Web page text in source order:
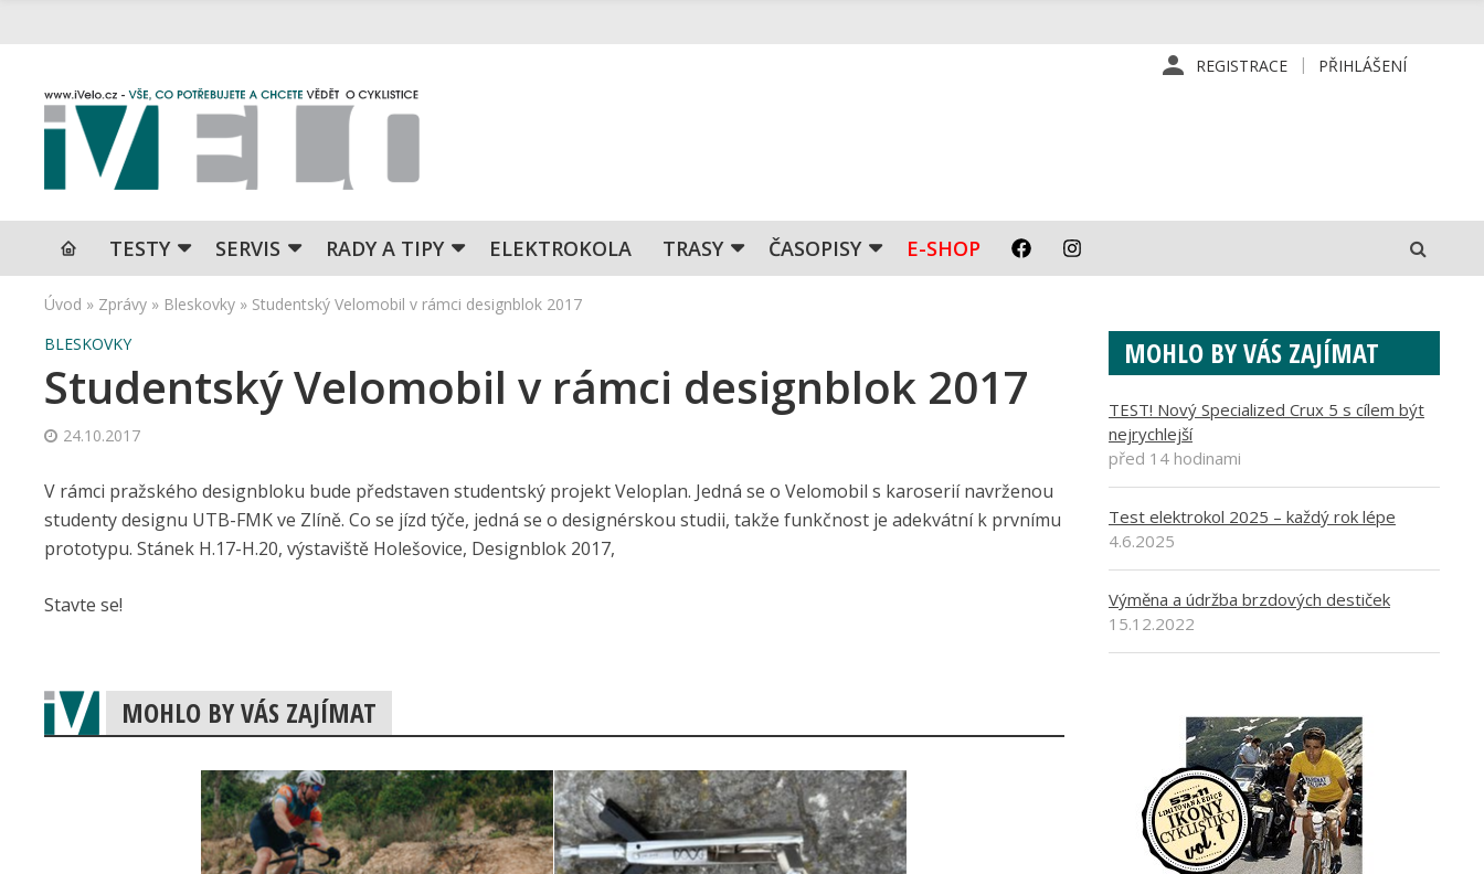
REGISTRACE PŘIHLÁŠENÍ
TESTY SERVIS RADY A TIPY ELEKTROKOLA TRASY ČASOPISY E-SHOP
Úvod » Zprávy » Bleskovky » Studentský Velomobil v rámci designblok 2017
BLESKOVKY
Studentský Velomobil v rámci designblok 2017
24.10.2017
V rámci pražského designbloku bude představen studentský projekt Veloplan. Jedná se o Velomobil s karoserií navrženou
studenty designu UTB-FMK ve Zlíně. Co se jízd týče, jedná se o designérskou studii, takže funkčnost je adekvátní k prvnímu
prototypu. Stánek H.17-H.20, výstaviště Holešovice, Designblok 2017,
Stavte se!
MOHLO BY VÁS ZAJÍMAT
MOHLO BY VÁS ZAJÍMAT
TEST! Nový Specialized Crux 5 s cílem být
nejrychlejší
před 14 hodinami
Test elektrokol 2025 – každý rok lépe
4.6.2025
Výměna a údržba brzdových destiček
15.12.2022